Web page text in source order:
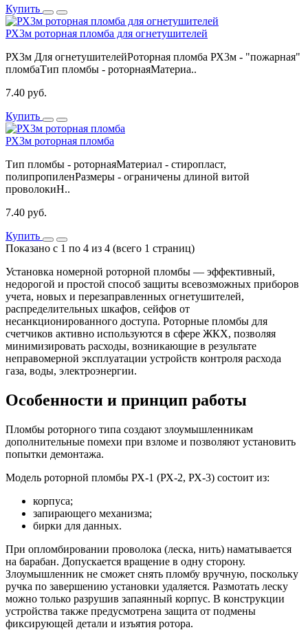
Купить
РХ3м роторная пломба для огнетушителей
РХ3м Для огнетушителейРоторная пломба РХ3м - "пожарная"
пломбаТип пломбы - роторнаяМатериа..
7.40 руб.
Купить
РХ3м роторная пломба
Тип пломбы - роторнаяМатериал - стиропласт,
полипропиленРазмеры - ограничены длиной витой
проволокиН..
7.40 руб.
Купить
Показано с 1 по 4 из 4 (всего 1 страниц)
Установка номерной роторной пломбы — эффективный,
недорогой и простой способ защиты всевозможных приборов
учета, новых и перезаправленных огнетушителей,
распределительных шкафов, сейфов от
несанкционированного доступа. Роторные пломбы для
счетчиков активно используются в сфере ЖКХ, позволяя
минимизировать расходы, возникающие в результате
неправомерной эксплуатации устройств контроля расхода
газа, воды, электроэнергии.
Особенности и принцип работы
Пломбы роторного типа создают злоумышленникам
дополнительные помехи при взломе и позволяют установить
попытки демонтажа.
Модель роторной пломбы РХ-1 (РХ-2, РХ-3) состоит из:
корпуса;
запирающего механизма;
бирки для данных.
При опломбировании проволока (леска, нить) наматывается
на барабан. Допускается вращение в одну сторону.
Злоумышленник не сможет снять пломбу вручную, поскольку
ручка по завершению установки удаляется. Размотать леску
можно только разрушив запаянный корпус. В конструкции
устройства также предусмотрена защита от подмены
фиксирующей детали и изъятия ротора.